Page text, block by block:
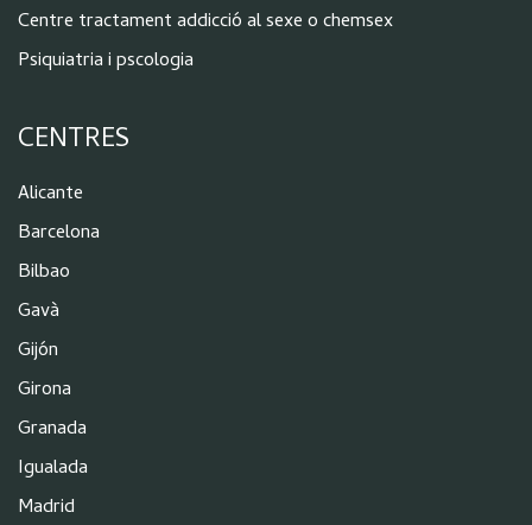
Centre tractament addicció al sexe o chemsex
Psiquiatria i pscologia
CENTRES
Alicante
Barcelona
Bilbao
Gavà
Gijón
Girona
Granada
Igualada
Madrid